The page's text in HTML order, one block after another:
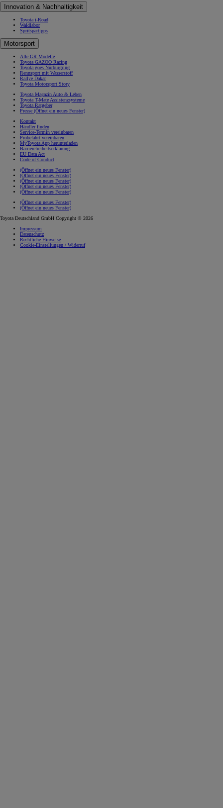
Innovation & Nachhaltigkeit
Toyota i-Road
Waldlabor
Spritspartipps
Motorsport
Alle GR Modelle
Toyota GAZOO Racing
Toyota goes Nürburgring
Rennsport mit Wasserstoff
Rallye Dakar
Toyota Motorsport Story
Toyota Magazin Auto & Leben
Toyota T-Mate Assistenzsysteme
Toyota Ratgeber
Presse (Öffnet ein neues Fenster)
Kontakt
Händler finden
Service-Termin vereinbaren
Probefahrt vereinbaren
MyToyota App herunterladen
Barrierefreiheitserklärung
EU Data Act
Code of Conduct
(Öffnet ein neues Fenster)
(Öffnet ein neues Fenster)
(Öffnet ein neues Fenster)
(Öffnet ein neues Fenster)
(Öffnet ein neues Fenster)
(Öffnet ein neues Fenster)
(Öffnet ein neues Fenster)
Toyota Deutschland GmbH Copyright © 2026
Impressum
Datenschutz
Rechtliche Hinweise
Cookie-Einstellungen / Widerruf